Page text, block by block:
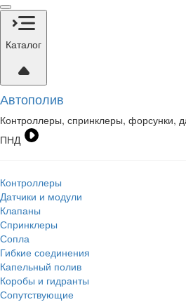
Каталог
Автополив
Контроллеры, спринклеры, форсунки,
ПНД
Контроллеры
Датчики и модули
Клапаны
Спринклеры
Сопла
Гибкие соединения
Капельный полив
Коробы и гидранты
Сопутствующие